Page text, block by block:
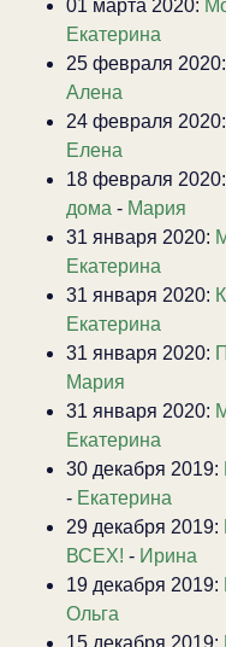
01 марта 2020:
Екатерина
25 февраля 2020:
Алена
24 февраля 2020:
Елена
18 февраля 2020:
дома - Мария
31 января 2020:
Екатерина
31 января 2020:
Екатерина
31 января 2020:
Мария
31 января 2020:
Екатерина
30 декабря 2019:
- Екатерина
29 декабря 2019:
ВСЕХ! - Ирина
19 декабря 2019:
Ольга
15 декабря 2019: